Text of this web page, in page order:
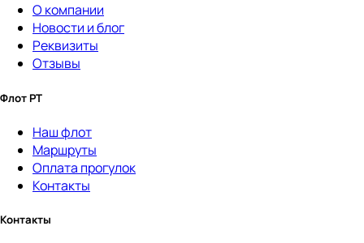
О компании
Новости и блог
Реквизиты
Отзывы
Флот РТ
Наш флот
Маршруты
Оплата прогулок
Контакты
Контакты